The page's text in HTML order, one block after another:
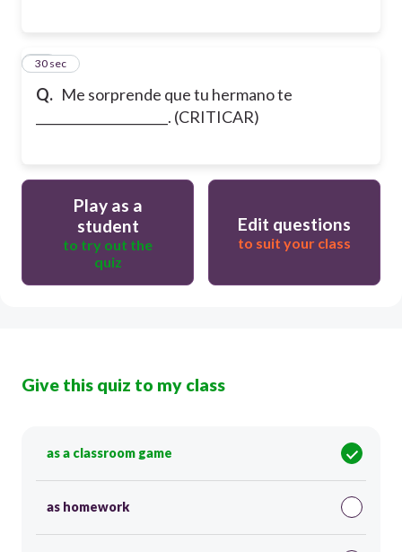
Q. Me sorprende que tu hermano te
_____________________. (CRITICAR)
14
30 sec
Play as a
student
to try out the
quiz
Edit questions
to suit your class
Give this quiz to my class
as a classroom game
as homework